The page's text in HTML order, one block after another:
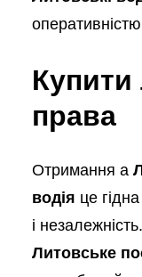
Купити
права
Отримання a
водія це
і
Литовське